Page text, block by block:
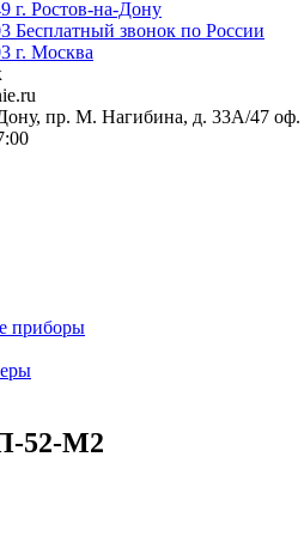
г. Ростов-на-Дону
Бесплатный звонок по России
г. Москва
пр. М. Нагибина, д. 33А/47 оф.
приборы
52-М2